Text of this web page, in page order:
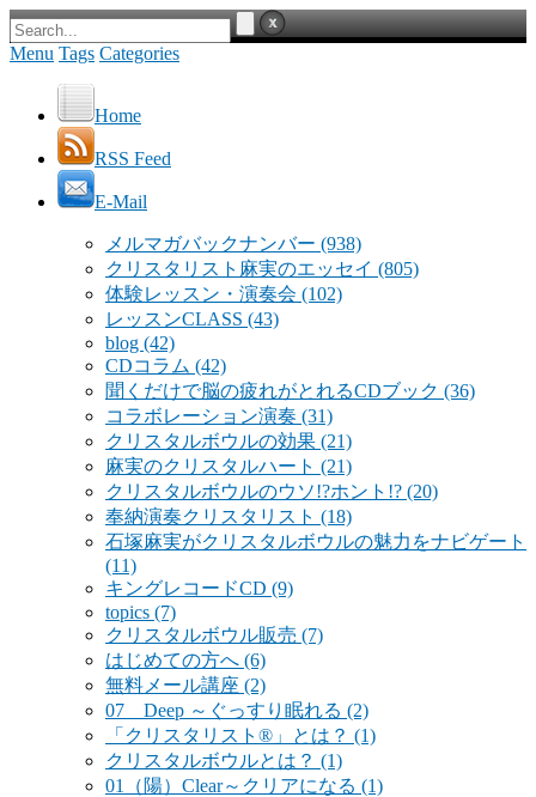
Menu Tags Categories
Home
RSS Feed
E-Mail
メルマガバックナンバー (938)
クリスタリスト麻実のエッセイ (805)
体験レッスン・演奏会 (102)
レッスンCLASS (43)
blog (42)
CDコラム (42)
聞くだけで脳の疲れがとれるCDブック (36)
コラボレーション演奏 (31)
クリスタルボウルの効果 (21)
麻実のクリスタルハート (21)
クリスタルボウルのウソ!?ホント!? (20)
奉納演奏クリスタリスト (18)
石塚麻実がクリスタルボウルの魅力をナビゲート
(11)
キングレコードCD (9)
topics (7)
クリスタルボウル販売 (7)
はじめての方へ (6)
無料メール講座 (2)
07 Deep ～ぐっすり眠れる (2)
「クリスタリスト®」とは？ (1)
クリスタルボウルとは？ (1)
01（陽）Clear～クリアになる (1)